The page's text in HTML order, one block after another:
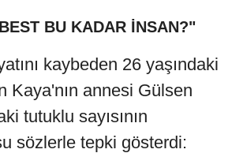
BU KADAR İNSAN?"
kaybeden 26 yaşındaki
Kaya'nın annesi Gülsen
tutuklu sayısının
sözlerle tepki gösterdi: